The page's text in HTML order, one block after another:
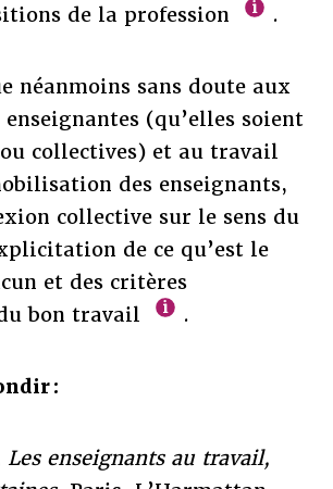
de la profession
.
néanmoins sans doute aux
(qu’elles soient
collectives) et au travail
des enseignants,
collective sur le sens du
de ce qu’est le
et des critères
bon travail
.
:
Les enseignants au travail,